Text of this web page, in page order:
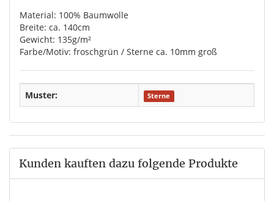
Material: 100% Baumwolle
Breite: ca. 140cm
Gewicht: 135g/m²
Farbe/Motiv: froschgrün / Sterne ca. 10mm groß
Muster: Sterne
Kunden kauften dazu folgende Produkte